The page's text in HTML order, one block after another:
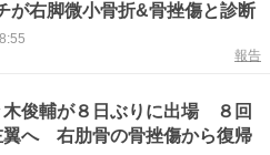
が右脚微小骨折&骨挫傷と診断
報告
木俊輔が８日ぶりに出場 ８回
翼へ 右肋骨の骨挫傷から復帰